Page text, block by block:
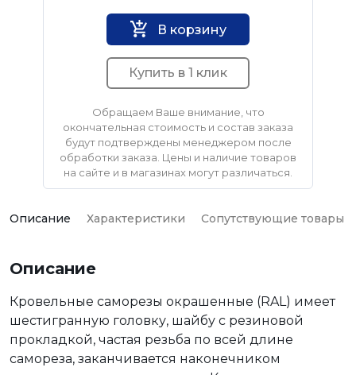
В корзину
Купить в 1 клик
Обращаем Ваше внимание, что
окончательная стоимость и состав заказа
будут подтверждены менеджером после
обработки заказа. Цены и наличие товаров
на сайте и в магазинах могут различаться.
Описание Характеристики Сопутствующие товары
Описание
Кровельные саморезы окрашенные (RAL) имеет
шестигранную головку, шайбу с резиновой
прокладкой, частая резьба по всей длине
самореза, заканчивается наконечником